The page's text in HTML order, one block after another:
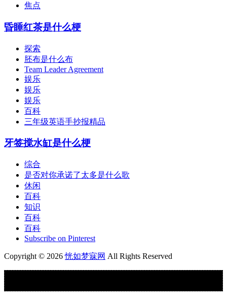
焦点
昏睡红茶是什么梗
探索
胚布是什么布
Team Leader Agreement
娱乐
娱乐
娱乐
百科
三年级英语手抄报精品
牙签搅水缸是什么梗
综合
是否对你承诺了太多是什么歌
休闲
百科
知识
百科
百科
Subscribe on Pinterest
Copyright © 2026恍如梦寐网 All Rights Reserved